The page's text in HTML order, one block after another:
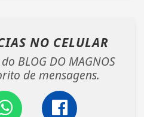
NO CELULAR
BLOG DO MAGNOS
de mensagens.